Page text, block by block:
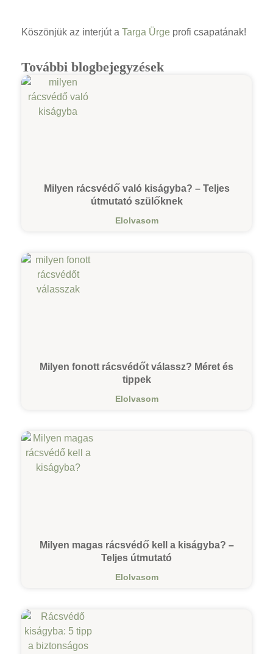
Köszönjük az interjút a Targa Ürge profi csapatának!
További blogbejegyzések
Milyen rácsvédő való kiságyba? – Teljes
útmutató szülőknek
Elolvasom
Milyen fonott rácsvédőt válassz? Méret és
tippek
Elolvasom
Milyen magas rácsvédő kell a kiságyba? –
Teljes útmutató
Elolvasom